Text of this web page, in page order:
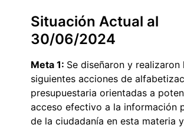
Situación Actual al
30/06/2024
Meta 1: Se diseñaron y realizaron
siguientes acciones de
presupuestaria orientadas a
acceso efectivo a la información
de la ciudadanía en esta materia